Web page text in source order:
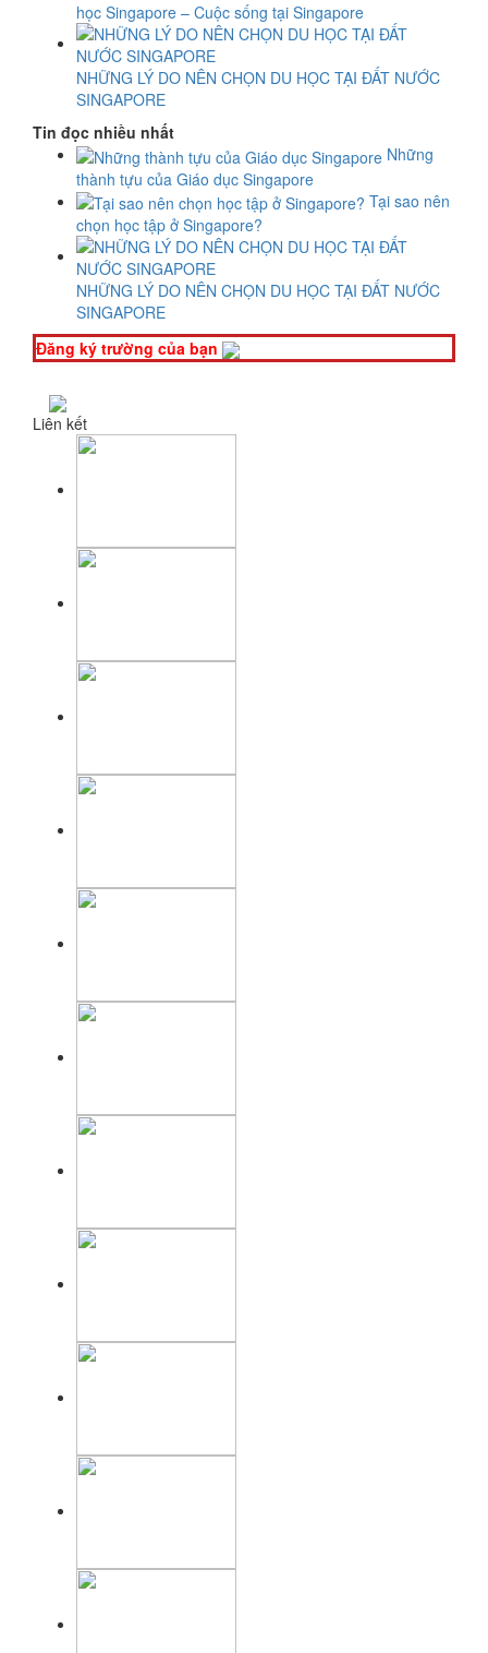
học Singapore – Cuộc sống tại Singapore
NHỮNG LÝ DO NÊN CHỌN DU HỌC TẠI ĐẤT NƯỚC
SINGAPORE
Tin đọc nhiều nhất
Những
thành tựu của Giáo dục Singapore
Tại sao nên
chọn học tập ở Singapore?
NHỮNG LÝ DO NÊN CHỌN DU HỌC TẠI ĐẤT NƯỚC
SINGAPORE
Đăng ký trường của bạn
Liên kết